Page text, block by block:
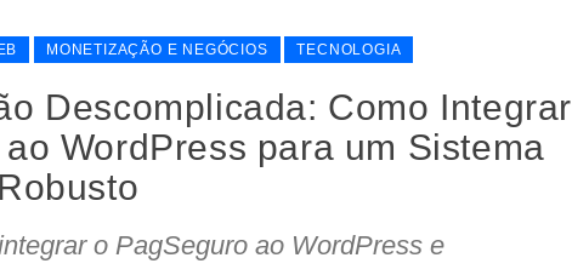
MONETIZAÇÃO E NEGÓCIOS TECNOLOGIA
Descomplicada: Como Integrar
WordPress para um Sistema
o PagSeguro ao WordPress e